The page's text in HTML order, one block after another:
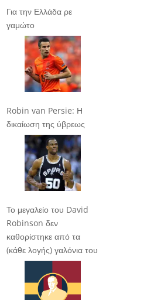
Για την Ελλάδα ρε
γαμώτο
Robin van Persie: Η
δικαίωση της ύβρεως
Το μεγαλείο του David
Robinson δεν
καθορίστηκε από τα
(κάθε λογής) γαλόνια του